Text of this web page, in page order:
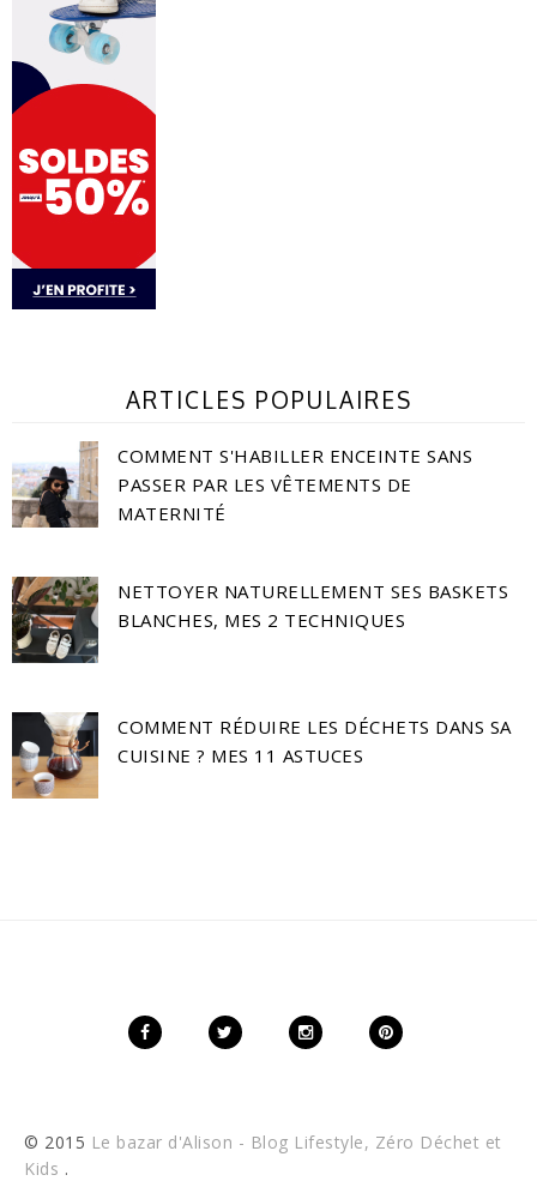
ARTICLES POPULAIRES
COMMENT S'HABILLER ENCEINTE SANS
PASSER PAR LES VÊTEMENTS DE
MATERNITÉ
NETTOYER NATURELLEMENT SES BASKETS
BLANCHES, MES 2 TECHNIQUES
COMMENT RÉDUIRE LES DÉCHETS DANS SA
CUISINE ? MES 11 ASTUCES
© 2015 Le bazar d'Alison - Blog Lifestyle, Zéro Déchet et
Kids .